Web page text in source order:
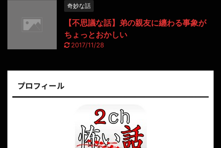
奇妙な話
【不思議な話】弟の親友に纏わる事象が
ちょっとおかしい
2017/11/28
プロフィール